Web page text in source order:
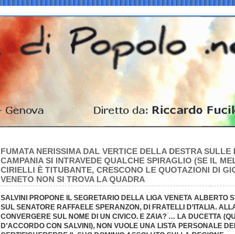
FUMATA NERISSIMA DAL VERTICE DELLA DESTRA SULLE
CAMPANIA SI INTRAVEDE QUALCHE SPIRAGLIO (SE IL
CIRIELLI È TITUBANTE, CRESCONO LE QUOTAZIONI DI
VENETO NON SI TROVA LA QUADRA
SALVINI PROPONE IL SEGRETARIO DELLA LIGA VENETA ALBERTO
SUL SENATORE RAFFAELE SPERANZON, DI FRATELLI D’ITALIA.
CONVERGERE SUL NOME DI UN CIVICO. E ZAIA? … LA DUCETTA
D’ACCORDO CON SALVINI), NON VUOLE UNA LISTA PERSONALE